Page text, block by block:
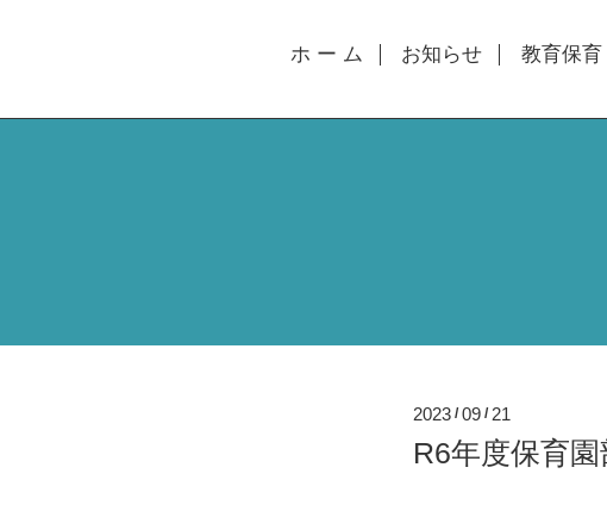
ホ ー ム お知らせ 教育保育
2023 /09 / 21
R6年度保育